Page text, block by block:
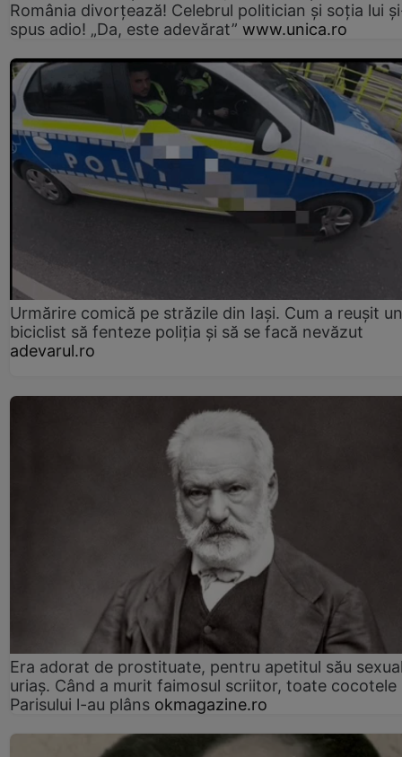
România divorțează! Celebrul politician și soția lui
spus adio! „Da, este adevărat” www.unica.ro
Urmărire comică pe străzile din Iași. Cum a reușit un
biciclist să fenteze poliția și să se facă nevăzut
adevarul.ro
Era adorat de prostituate, pentru apetitul său
uriaș. Când a murit faimosul scriitor, toate cocotele
Parisului l-au plâns okmagazine.ro